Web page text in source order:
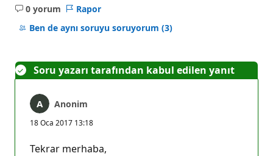
0 yorum
Açıklama
yok
Rapor
Ben de aynı soruyu soruyorum (3)
Soru yazarı tarafından kabul edilen yanıt
Anonim
18 Oca 2017 13:18
Tekrar merhaba,